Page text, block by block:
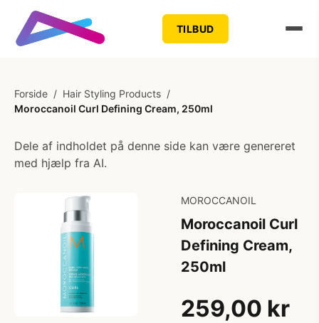
TILBUD
Forside / Hair Styling Products /
Moroccanoil Curl Defining Cream, 250ml
Dele af indholdet på denne side kan være genereret
med hjælp fra AI.
MOROCCANOIL
Moroccanoil Curl
Defining Cream,
250ml
259,00 kr